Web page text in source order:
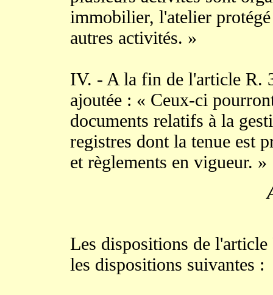
immobilier, l'atelier
autres activités. »
IV. - A la fin de l'article R.
ajoutée : « Ceux-ci
documents relatifs à la
registres dont la tenue est
et règlements en vigueur. »
Les dispositions de
les dispositions suivantes :